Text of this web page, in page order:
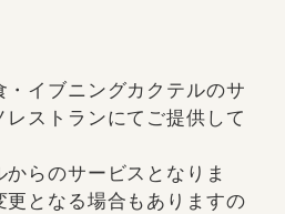
イブニングカクテルのサ
ストランにてご提供して
らのサービスとなりま
となる場合もありますの